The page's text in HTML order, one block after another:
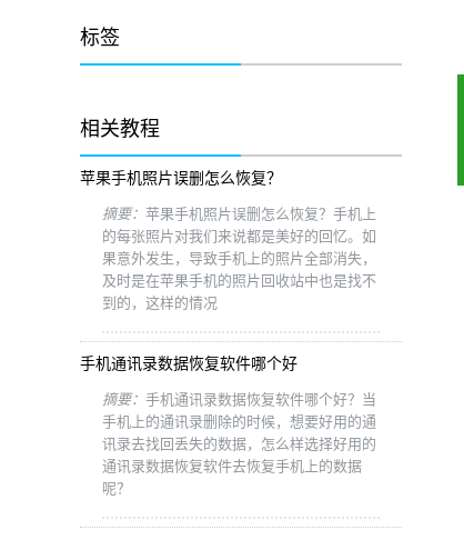
标签
相关教程
苹果手机照片误删怎么恢复？
摘要： 苹果手机照片误删怎么恢复？手机上
的每张照片对我们来说都是美好的回忆。如
果意外发生，导致手机上的照片全部消失，
及时是在苹果手机的照片回收站中也是找不
到的，这样的情况
手机通讯录数据恢复软件哪个好
摘要： 手机通讯录数据恢复软件哪个好？当
手机上的通讯录删除的时候，想要好用的通
讯录去找回丢失的数据，怎么样选择好用的
通讯录数据恢复软件去恢复手机上的数据
呢？